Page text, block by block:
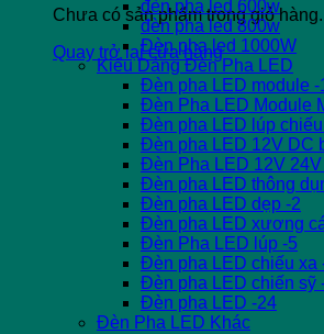
Chưa có sản phẩm trong giỏ hàng.
Quay trở lại cửa hàng
đèn pha led 600w
đèn pha led 800w
Đèn pha led 1000W
Kiểu Dáng Đèn Pha LED
Đèn pha LED module -
Đèn Pha LED Module
Đèn pha LED lúp
Đèn pha LED 12V DC
Đèn Pha LED 12V
Đèn pha LED thông
Đèn pha LED dẹp -2
Đèn pha LED xương
Đèn Pha LED lúp -5
Đèn pha LED chiếu xa
Đèn pha LED chiến sỹ
Đèn pha LED -24
Đèn Pha LED Khác